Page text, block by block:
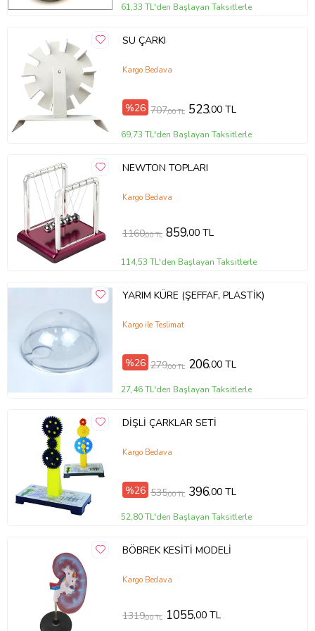
61,33 TL'den Başlayan Taksitlerle
SU ÇARKI
Kargo Bedava
%26 707,00 TL 523,00 TL
69,73 TL'den Başlayan Taksitlerle
NEWTON TOPLARI
Kargo Bedava
1160,00 TL 859,00 TL
114,53 TL'den Başlayan Taksitlerle
YARIM KÜRE (ŞEFFAF, PLASTİK)
Kargo ile Teslimat
%26 279,00 TL 206,00 TL
27,46 TL'den Başlayan Taksitlerle
DİŞLİ ÇARKLAR SETİ
Kargo Bedava
%26 535,00 TL 396,00 TL
52,80 TL'den Başlayan Taksitlerle
BÖBREK KESİTİ MODELİ
Kargo Bedava
1319,00 TL 1055,00 TL